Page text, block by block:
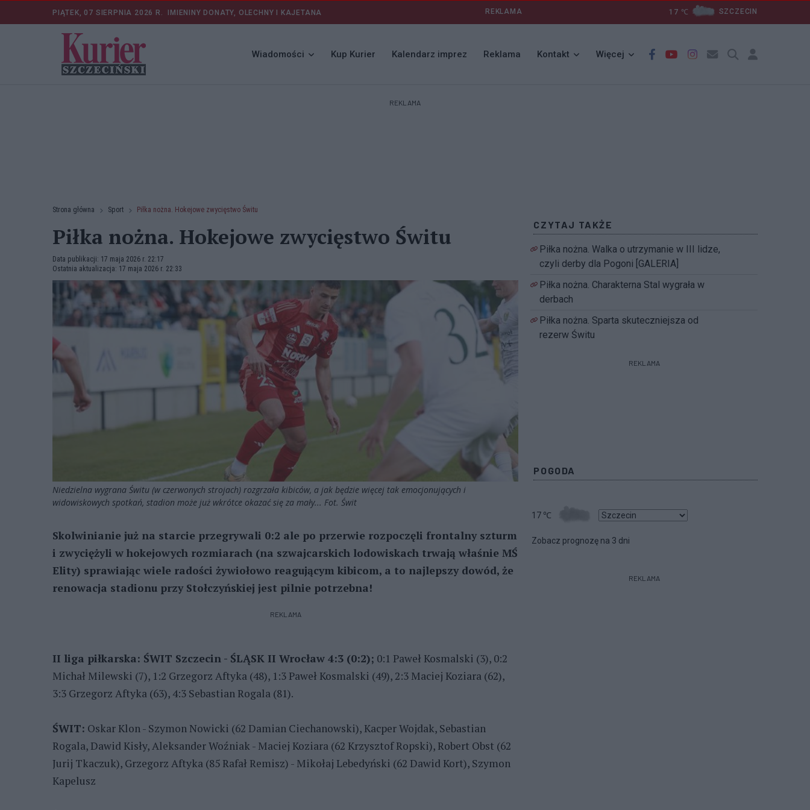
PIĄTEK, 07 SIERPNIA 2026 R. IMIENINY DONATY, OLECHNY I KAJETANA REKLAMA 17 ℃ SZCZECIN
Wiadomości Kup Kurier Kalendarz imprez Reklama Kontakt Więcej
REKLAMA
Strona główna Sport Piłka nożna. Hokejowe zwycięstwo Świtu
Piłka nożna. Hokejowe zwycięstwo Świtu
Data publikacji: 17 maja 2026 r. 22:17
Ostatnia aktualizacja: 17 maja 2026 r. 22:33
Niedzielna wygrana Świtu (w czerwonych strojach) rozgrzała kibiców, a jak będzie więcej tak emocjonujących i
widowiskowych spotkań, stadion może już wkrótce okazać się za mały... Fot. Świt
Skolwinianie już na starcie przegrywali 0:2 ale po przerwie rozpoczęli frontalny szturm
i zwyciężyli w hokejowych rozmiarach (na szwajcarskich lodowiskach trwają właśnie MŚ
Elity) sprawiając wiele radości żywiołowo reagującym kibicom, a to najlepszy dowód, że
renowacja stadionu przy Stołczyńskiej jest pilnie potrzebna!
REKLAMA
II liga piłkarska: ŚWIT Szczecin - ŚLĄSK II Wrocław 4:3 (0:2); 0:1 Paweł Kosmalski (3), 0:2
Michał Milewski (7), 1:2 Grzegorz Aftyka (48), 1:3 Paweł Kosmalski (49), 2:3 Maciej Koziara (62),
3:3 Grzegorz Aftyka (63), 4:3 Sebastian Rogala (81).
ŚWIT: Oskar Klon - Szymon Nowicki (62 Damian Ciechanowski), Kacper Wojdak, Sebastian
Rogala, Dawid Kisły, Aleksander Woźniak - Maciej Koziara (62 Krzysztof Ropski), Robert Obst (62
Jurij Tkaczuk), Grzegorz Aftyka (85 Rafał Remisz) - Mikołaj Lebedyński (62 Dawid Kort), Szymon
Kapelusz
CZYTAJ TAKŻE
Piłka nożna. Walka o utrzymanie w III lidze,
czyli derby dla Pogoni [GALERIA]
Piłka nożna. Charakterna Stal wygrała w
derbach
Piłka nożna. Sparta skuteczniejsza od
rezerw Świtu
REKLAMA
POGODA
17 ℃
Zobacz prognozę na 3 dni
REKLAMA